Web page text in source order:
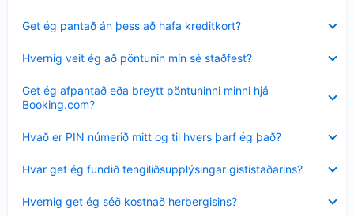
Get ég pantað án þess að hafa kreditkort?
sýnt
Hvernig veit ég að pöntunin mín sé staðfest?
sýnt
Get ég afpantað eða breytt pöntuninni minni hjá
Booking.com?
sýnt
Hvað er PIN númerið mitt og til hvers þarf ég það?
sýnt
Hvar get ég fundið tengiliðsupplýsingar gististaðarins?
sýnt
Hvernig get ég séð kostnað herbergisins?
sýnt